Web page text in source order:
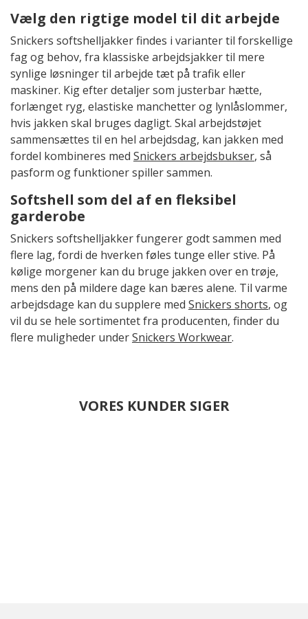
Vælg den rigtige model til dit arbejde
Snickers softshelljakker findes i varianter til forskellige
fag og behov, fra klassiske arbejdsjakker til mere
synlige løsninger til arbejde tæt på trafik eller
maskiner. Kig efter detaljer som justerbar hætte,
forlænget ryg, elastiske manchetter og lynlåslommer,
hvis jakken skal bruges dagligt. Skal arbejdstøjet
sammensættes til en hel arbejdsdag, kan jakken med
fordel kombineres med Snickers arbejdsbukser, så
pasform og funktioner spiller sammen.
Softshell som del af en fleksibel
garderobe
Snickers softshelljakker fungerer godt sammen med
flere lag, fordi de hverken føles tunge eller stive. På
kølige morgener kan du bruge jakken over en trøje,
mens den på mildere dage kan bæres alene. Til varme
arbejdsdage kan du supplere med Snickers shorts, og
vil du se hele sortimentet fra producenten, finder du
flere muligheder underSnickers Workwear.
VORES KUNDER SIGER